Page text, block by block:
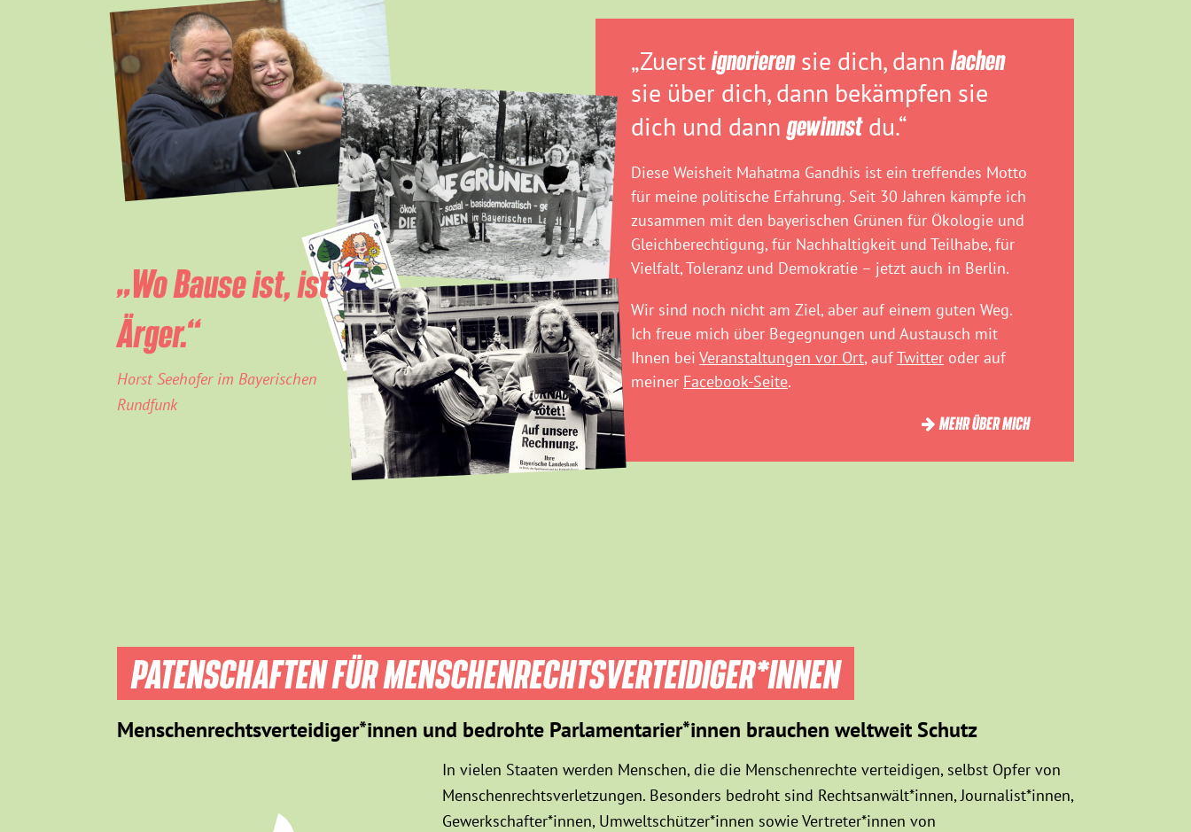
„Zuerstignorierensie dich, dannlachen
sie über dich, dann bekämpfen sie
dich und dann gewinnstdu.“
Diese Weisheit Mahatma Gandhis ist ein treffendes Motto
für meine politische Erfahrung. Seit 30 Jahren kämpfe ich
zusammen mit den bayerischen Grünen für Ökologie und
Gleichberechtigung, für Nachhaltigkeit und Teilhabe, für
Vielfalt, Toleranz und Demokratie – jetzt auch in Berlin.
Wir sind noch nicht am Ziel, aber auf einem guten Weg.
Ich freue mich über Begegnungen und Austausch mit
Ihnen bei Veranstaltungen vor Ort, aufTwitter oder auf
meiner Facebook-Seite.
MEHR ÜBER MICH
„Wo Bause ist, ist
Ärger.“
Horst Seehofer im Bayerischen
Rundfunk
PATENSCHAFTEN FÜR MENSCHEN­RECHTS­VER­TEIDIGER­*INNEN
Menschenrechtsverteidiger*innen und bedrohte Parlamentarier*innen brauchen weltweit Schutz
In vielen Staaten werden Menschen, die die Menschenrechte verteidigen, selbst Opfer von
Menschenrechtsverletzungen. Besonders bedroht sind Rechtsanwält*innen, Journalist*innen,
Gewerkschafter*innen, Umweltschützer*innen sowie Vertreter*innen von